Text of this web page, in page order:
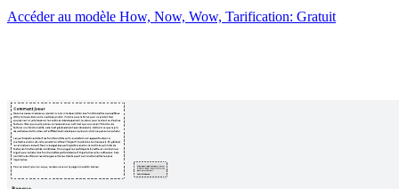
Accéder au modèle How, Now, Wow, Tarification: Gratuit